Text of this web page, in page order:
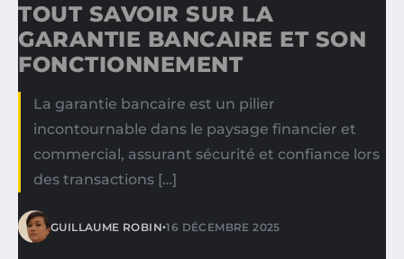
TOUT SAVOIR SUR LA
GARANTIE BANCAIRE ET SON
FONCTIONNEMENT
La garantie bancaire est un pilier
incontournable dans le paysage financier et
commercial, assurant sécurité et confiance lors
des transactions […]
GUILLAUME ROBIN•16 DÉCEMBRE 2025